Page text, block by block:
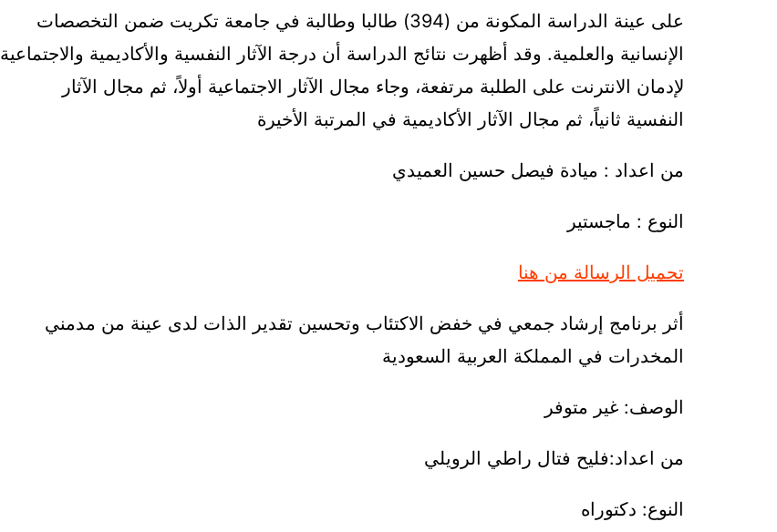
على عينة الدراسة المكونة من (394) طالبا وطالبة في جامعة تكريت ضمن التخصصات
الإنسانية والعلمية. وقد أظهرت نتائج الدراسة أن درجة الآثار النفسية والأكاديمية والاجتماعية
لإدمان الانترنت على الطلبة مرتفعة، وجاء مجال الآثار الاجتماعية أولاً، ثم مجال الآثار
النفسية ثانياً، ثم مجال الآثار الأكاديمية في المرتبة الأخيرة
من اعداد : ميادة فيصل حسين العميدي
النوع : ماجستير
تحميل الرسالة من هنا
أثر برنامج إرشاد جمعي في خفض الاكتئاب وتحسين تقدير الذات لدى عينة من مدمني
المخدرات في المملكة العربية السعودية
الوصف: غير متوفر
من اعداد:فليح فتال راطي الرويلي
النوع: دكتوراه